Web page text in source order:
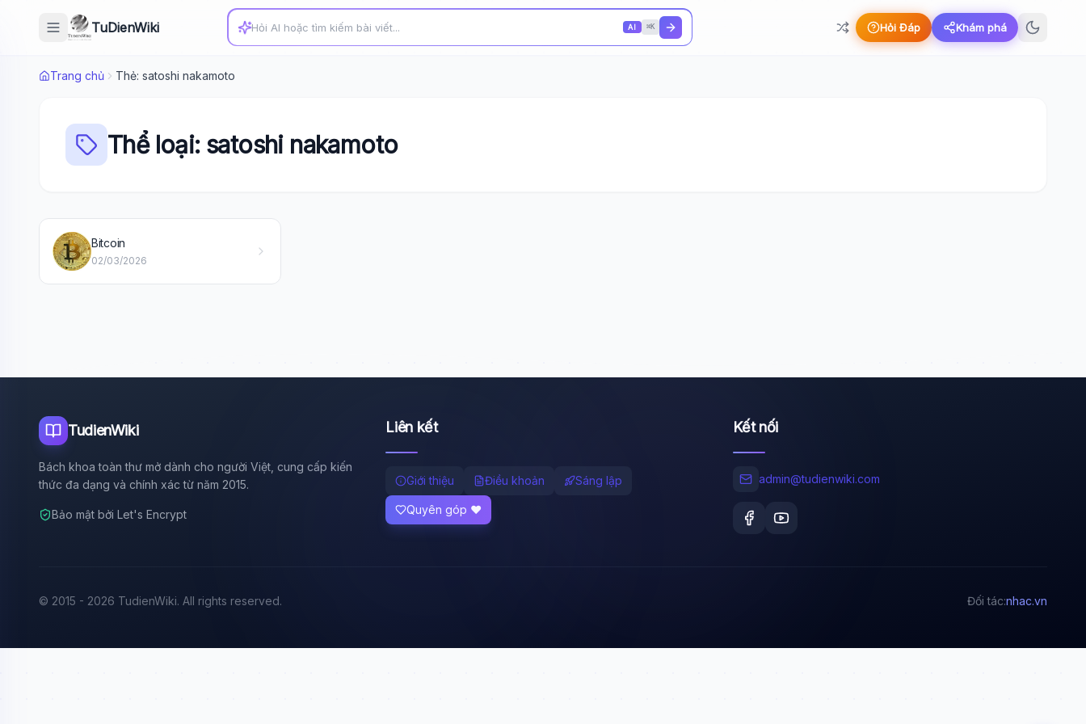
TuDienWiki AI ⌘K Hỏi Đáp Khám phá
Trang chủ Thẻ: satoshi nakamoto
Thể loại: satoshi nakamoto
Bitcoin
02/03/2026
TudienWiki
Bách khoa toàn thư mở dành cho người Việt, cung cấp kiến
thức đa dạng và chính xác từ năm 2015.
Bảo mật bởi Let's Encrypt
Liên kết
Giới thiệu Điều khoản Sáng lập
Quyên góp ❤️
Kết nối
admin@tudienwiki.com
© 2015 - 2026 TudienWiki. All rights reserved. Đối tác:nhac.vn
Tôi là trợ lý AI của TuDienWiki. Hãy hỏi tôi bất kỳ
điều gì về các bài viết trên Wiki!